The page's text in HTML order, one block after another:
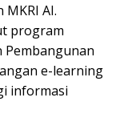
AI.
program
Pembangunan
e-learning
informasi